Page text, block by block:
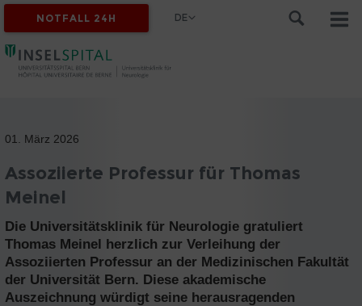
NOTFALL 24H DE
01. März 2026
Assoziierte Professur für Thomas
Meinel
Die Universitätsklinik für Neurologie gratuliert
Thomas Meinel herzlich zur Verleihung der
Assoziierten Professur an der Medizinischen Fakultät
der Universität Bern. Diese akademische
Auszeichnung würdigt seine herausragenden